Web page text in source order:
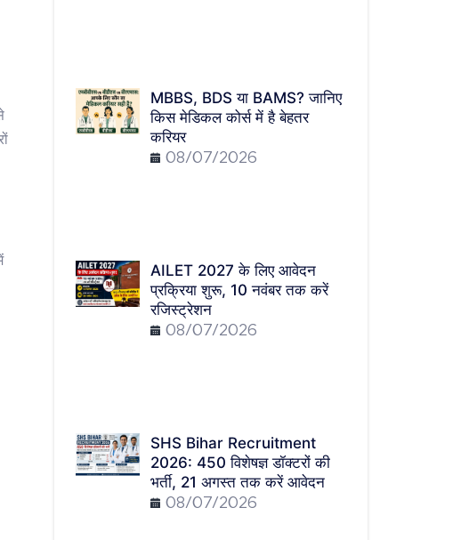
MBBS, BDS या BAMS? जानिए
किस मेडिकल कोर्स में है बेहतर
करियर
08/07/2026
AILET 2027 के लिए आवेदन
प्रक्रिया शुरू, 10 नवंबर तक करें
रजिस्ट्रेशन
08/07/2026
SHS Bihar Recruitment
2026: 450 विशेषज्ञ डॉक्टरों की
भर्ती, 21 अगस्त तक करें आवेदन
08/07/2026